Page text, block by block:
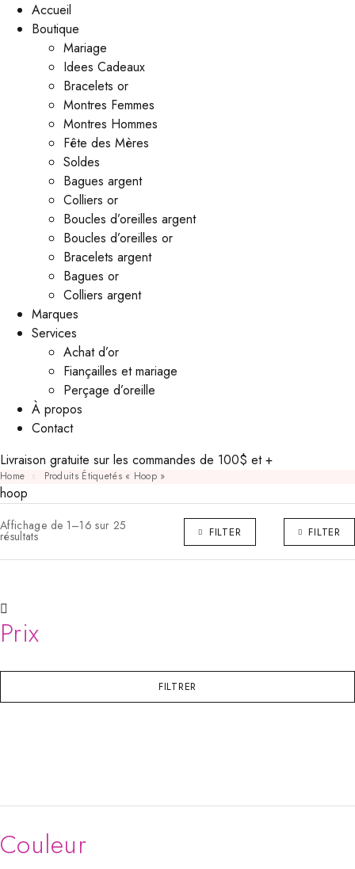
Accueil
Boutique
Mariage
Idees Cadeaux
Bracelets or
Montres Femmes
Montres Hommes
Fête des Mères
Soldes
Bagues argent
Colliers or
Boucles d’oreilles argent
Boucles d’oreilles or
Bracelets argent
Bagues or
Colliers argent
Marques
Services
Achat d’or
Fiançailles et mariage
Perçage d’oreille
À propos
Contact
Livraison gratuite sur les commandes de 100$ et +
Home Produits Étiquetés « Hoop »
hoop
Affichage de 1–16 sur 25
résultats FILTER FILTER
Prix
FILTRER
Couleur